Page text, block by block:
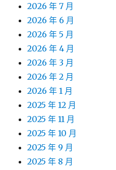
2026 年 7 月
2026 年 6 月
2026 年 5 月
2026 年 4 月
2026 年 3 月
2026 年 2 月
2026 年 1 月
2025 年 12 月
2025 年 11 月
2025 年 10 月
2025 年 9 月
2025 年 8 月